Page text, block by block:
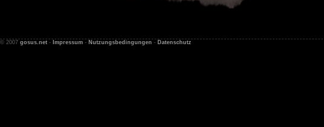
© 2007 gosus.net - Impressum - Nutzungsbedingungen - Datenschutz